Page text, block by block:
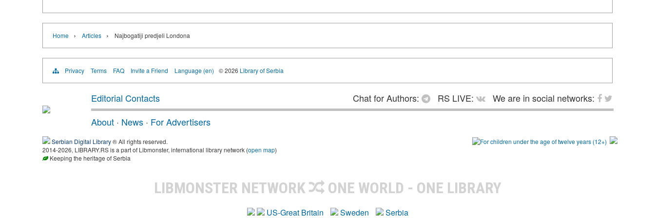
Home › Articles › Najbogatiji predjeli Londona
Privacy Terms FAQ Invite a Friend Language (en) © 2026 Library of Serbia
Editorial Contacts Chat for Authors: RS LIVE:
We are in social networks:
About · News · For Advertisers
Serbian Digital Library® All rights reserved.
2014-2026, LIBRARY.RS is a part of Libmonster, international library network (open map)
Keeping the heritage of Serbia
LIBMONSTER NETWORK ONE WORLD - ONE LIBRARY
US-Great Britain Sweden Serbia